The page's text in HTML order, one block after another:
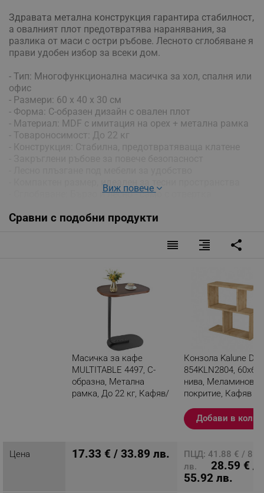
Здравата метална конструкция гарантира стабилност,
а овалният плот предотвратява наранявания, за
разлика от маси с остри ръбове. Лесното сглобяване я
прави удобен избор за всеки дом.
- Тип: Многофункционална масичка за хол, спалня или
офис
- Размери: 60 x 40 x 30 см
- Форма: C-образен дизайн с овален плот
- Материал: MDF с имитация на орех + метална рамка
- Товароносимост: До 22 кг
- Конструкция: Стабилна, предотвратяваща клатене
- Компактен размер, идеален за тесни пространства
- Сглобяване: Бързо и лесно - само с отвертка
- Цвят: Кафяв/черен
Виж повече
Сравни с подобни продукти
reorder format_align_right share
Масичка за кафе
MULTITABLE 4497, С-
образна, Метална
рамка, До 22 кг, Кафяв/
Конзола Kalune
854KLN2804, 60х60
нива, Меламиново
покритие, Кафяв
Добави в
Цена 17.33 € / 33.89 лв.
ПЦД: 41.88 € /
лв.
28.59 € /
55.92 лв.